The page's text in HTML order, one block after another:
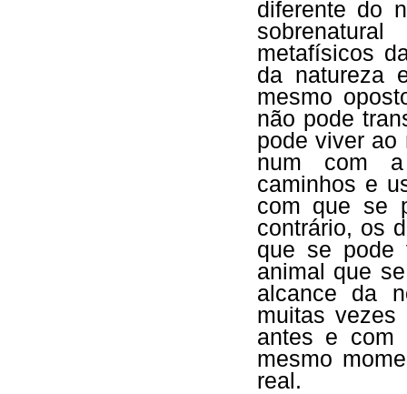
diferente do
metafísicos
da natureza
mesmo
não pode
pode viver ao
num com a
caminhos e
com que se
contrário, os
que se pode
animal que
alcance da
muitas
antes e com
mesmo
real.